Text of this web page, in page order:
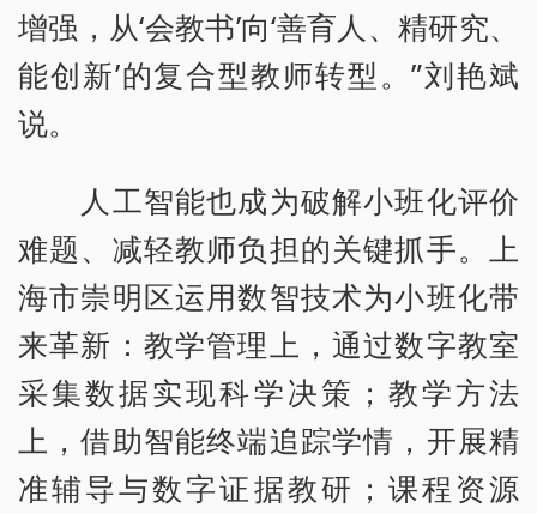
增强，从‘会教书’向‘善育人、精研究、
能创新’的复合型教师转型。”刘艳斌
说。
人工智能也成为破解小班化评价
难题、减轻教师负担的关键抓手。上
海市崇明区运用数智技术为小班化带
来革新：教学管理上，通过数字教室
采集数据实现科学决策；教学方法
上，借助智能终端追踪学情，开展精
准辅导与数字证据教研；课程资源